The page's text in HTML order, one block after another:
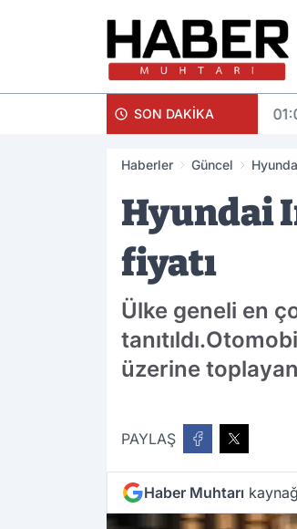
SON DAKİKA
Haberler Güncel
Hyundai
fiyatı
Ülke geneli en
üzerine
PAYLAŞ
Haber Muhtarı